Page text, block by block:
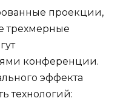
проекции,
трехмерные
конференции.
эффекта
технологий: